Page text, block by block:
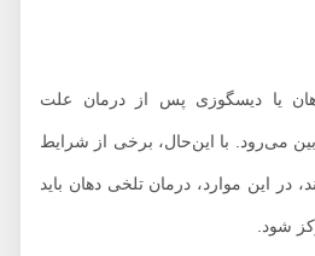
یا دیسگوزی پس از درمان علت
با این‌حال، برخی از شرایط
این موارد، درمان تلخی دهان باید